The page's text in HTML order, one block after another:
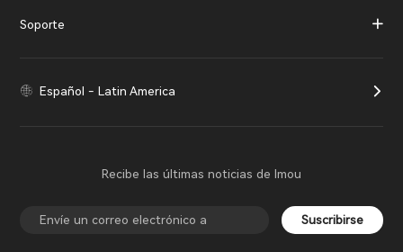
Soporte
Español - Latin America
Recibe las últimas noticias de Imou
Suscribirse